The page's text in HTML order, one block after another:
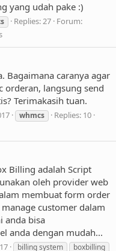
yang udah pake :)
Replies: 27 Forum:
Bagaimana caranya agar
orderan, langsung send
Terimakasih tuan.
whmcs
Replies: 10
Billing adalah Script
oleh provider web
membuat form order
customer dalam
anda bisa
anda dengan mudah...
billing system boxbilling